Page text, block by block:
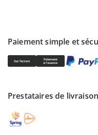
Paiement simple et
Prestataires de livraison